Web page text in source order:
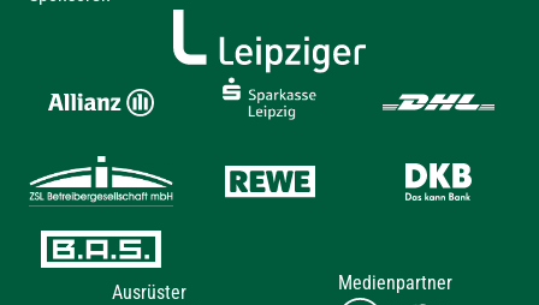
Ausrüster Medienpartner